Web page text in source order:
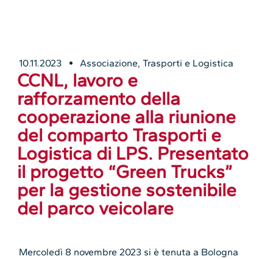
10.11.2023 Associazione,Trasporti e Logistica
CCNL, lavoro e
rafforzamento della
cooperazione alla riunione
del comparto Trasporti e
Logistica di LPS. Presentato
il progetto “Green Trucks”
per la gestione sostenibile
del parco veicolare
Mercoledì 8 novembre 2023 si è tenuta a Bologna